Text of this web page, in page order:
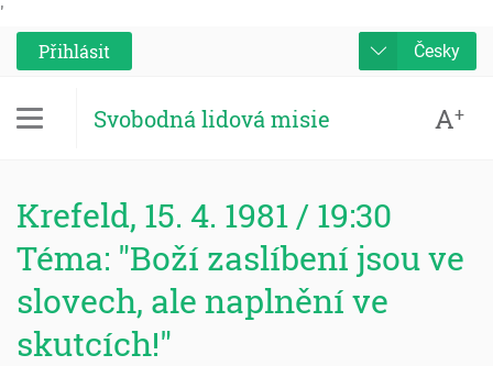
'
Přihlásit
Česky
Svobodná lidová misie A+
Krefeld, 15. 4. 1981 / 19:30
Téma: "Boží zaslíbení jsou ve
slovech, ale naplnění ve
skutcích!"